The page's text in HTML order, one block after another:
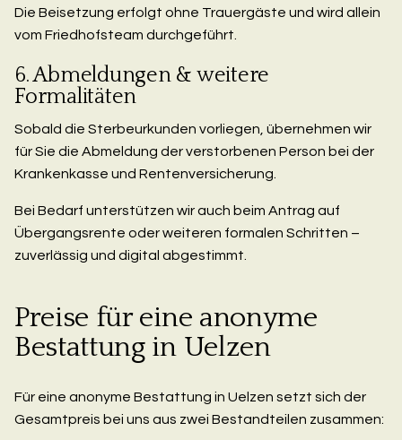
Die Beisetzung erfolgt ohne Trauergäste und wird allein
vom Friedhofsteam durchgeführt.
6. Abmeldungen & weitere
Formalitäten
Sobald die Sterbeurkunden vorliegen, übernehmen wir
für Sie die Abmeldung der verstorbenen Person bei der
Krankenkasse und Rentenversicherung.
Bei Bedarf unterstützen wir auch beim Antrag auf
Übergangsrente oder weiteren formalen Schritten –
zuverlässig und digital abgestimmt.
Preise für eine anonyme
Bestattung in Uelzen
Für eine anonyme Bestattung in Uelzen setzt sich der
Gesamtpreis bei uns aus zwei Bestandteilen zusammen: